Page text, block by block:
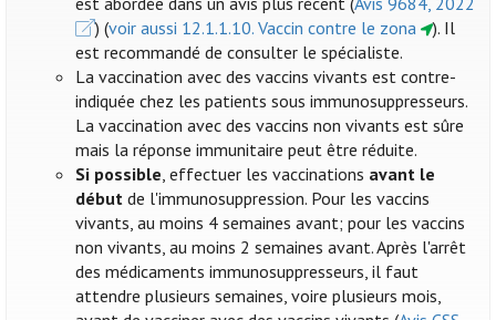
) (voir aussi 12.1.1.10. Vaccin contre le zona
). Il
est recommandé de consulter le spécialiste.
La vaccination avec des vaccins vivants est contre-
indiquée chez les patients sous immunosuppresseurs.
La vaccination avec des vaccins non vivants est sûre
mais la réponse immunitaire peut être réduite.
Si possible, effectuer les vaccinations avant le
début de l'immunosuppression. Pour les vaccins
vivants, au moins 4 semaines avant; pour les vaccins
non vivants, au moins 2 semaines avant. Après l'arrêt
des médicaments immunosuppresseurs, il faut
attendre plusieurs semaines, voire plusieurs mois,